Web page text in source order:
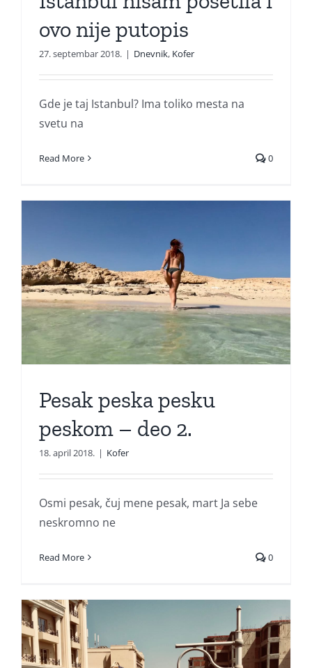
ovo nije putopis
27. septembar 2018. | Dnevnik, Kofer
Gde je taj Istanbul? Ima toliko mesta na
svetu na
Read More 0
Pesak peska pesku
peskom – deo 2.
18. april 2018. | Kofer
Osmi pesak, čuj mene pesak, mart Ja sebe
neskromno ne
Read More 0